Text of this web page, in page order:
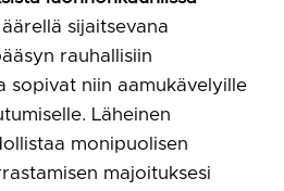
sijaitsevana
rauhallisiin
sopivat niin aamukävelyille
Läheinen
monipuolisen
majoituksesi